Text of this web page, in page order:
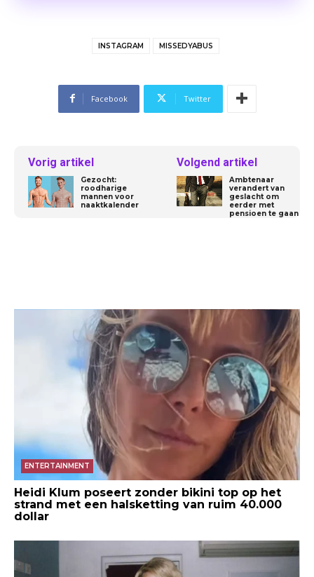
INSTAGRAM MISSEDYABUS
Facebook Twitter
Vorig artikel
Gezocht:
roodharige
mannen voor
naaktkalender
Volgend artikel
Ambtenaar
verandert van
geslacht om
eerder met
pensioen te gaan
ENTERTAINMENT
Heidi Klum poseert zonder bikini top op het
strand met een halsketting van ruim 40.000
dollar